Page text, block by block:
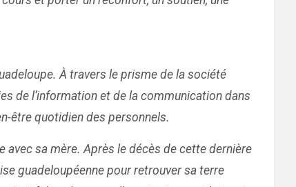
À travers le prisme de la société
de l’information et de la communication dans
être quotidien des personnels.
avec sa mère. Après le décès de cette dernière
guadeloupéenne pour retrouver sa terre